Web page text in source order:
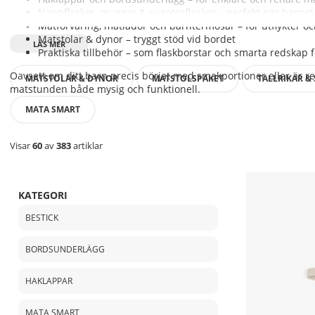
Nappflaskor, muggar & sugrörsflaskor – perfekt när barnet
Matförvaring, matlådor och barntermosar – för utflykter
Matstolar & dynor – tryggt stöd vid bordet
Praktiska tillbehör – som flaskborstar och smarta redskap
Oavsett om ditt barn precis börjat med smakportioner eller är
matstunden både mysig och funktionell.
MATSTOLAR & DYNOR MATSTOLSPAKET TALLRIKAR &
MATA SMART
Visar60av383artiklar
KATEGORI
BESTICK
BORDSUNDERLÄGG
HAKLAPPAR
MATA SMART